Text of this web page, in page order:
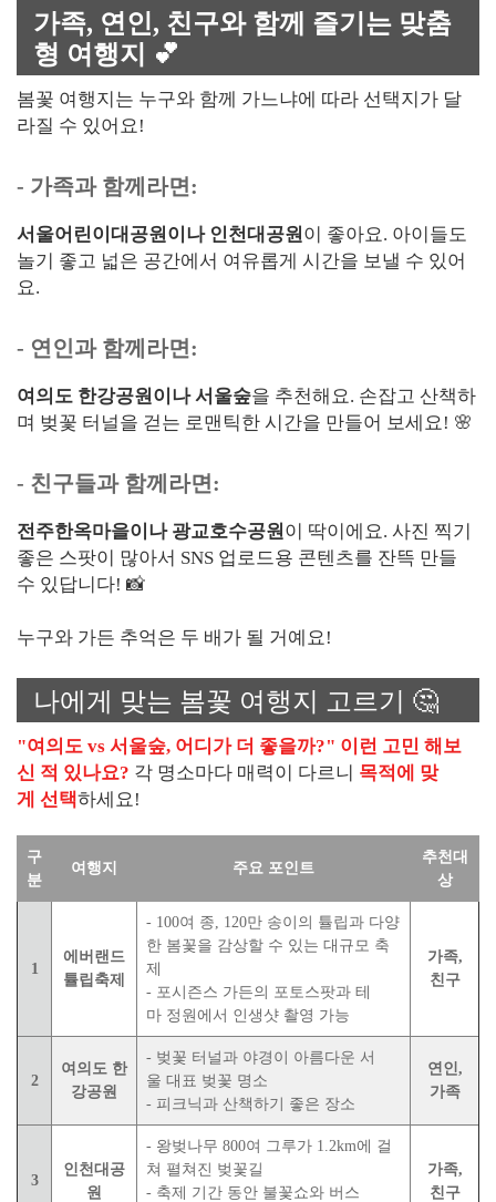
가족, 연인, 친구와 함께 즐기는 맞춤
형 여행지 💕
봄꽃 여행지는 누구와 함께 가느냐에 따라 선택지가 달
라질 수 있어요!
- 가족과 함께라면:
서울어린이대공원이나 인천대공원이 좋아요. 아이들도
놀기 좋고 넓은 공간에서 여유롭게 시간을 보낼 수 있어
요.
- 연인과 함께라면:
여의도 한강공원이나 서울숲을 추천해요. 손잡고 산책하
며 벚꽃 터널을 걷는 로맨틱한 시간을 만들어 보세요! 🌸
- 친구들과 함께라면:
전주한옥마을이나 광교호수공원이 딱이에요. 사진 찍기
좋은 스팟이 많아서 SNS 업로드용 콘텐츠를 잔뜩 만들
수 있답니다! 📸
누구와 가든 추억은 두 배가 될 거예요!
나에게 맞는 봄꽃 여행지 고르기 🤔
"여의도 vs 서울숲, 어디가 더 좋을까?" 이런 고민 해보
신 적 있나요? 각 명소마다 매력이 다르니 목적에 맞
게 선택하세요!
구
분
여행지 주요 포인트
추천대
상
1
에버랜드
튤립축제
- 100여 종, 120만 송이의 튤립과 다양
한 봄꽃을 감상할 수 있는 대규모 축
제
- 포시즌스 가든의 포토스팟과 테
마 정원에서 인생샷 촬영 가능
가족,
친구
2
여의도 한
강공원
- 벚꽃 터널과 야경이 아름다운 서
울 대표 벚꽃 명소
- 피크닉과 산책하기 좋은 장소
연인,
가족
3
인천대공
원
- 왕벚나무 800여 그루가 1.2km에 걸
쳐 펼쳐진 벚꽃길
- 축제 기간 동안 불꽃쇼와 버스
가족,
친구